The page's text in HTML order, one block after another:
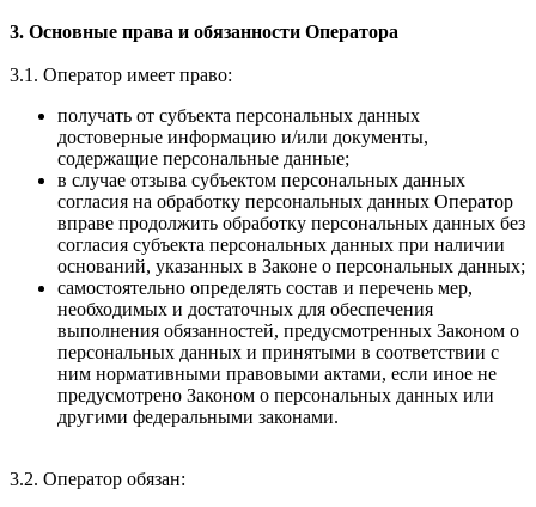
3. Основные права и обязанности Оператора
3.1. Оператор имеет право:
получать от субъекта персональных данных
достоверные информацию и/или документы,
содержащие персональные данные;
в случае отзыва субъектом персональных данных
согласия на обработку персональных данных Оператор
вправе продолжить обработку персональных данных без
согласия субъекта персональных данных при наличии
оснований, указанных в Законе о персональных данных;
самостоятельно определять состав и перечень мер,
необходимых и достаточных для обеспечения
выполнения обязанностей, предусмотренных Законом о
персональных данных и принятыми в соответствии с
ним нормативными правовыми актами, если иное не
предусмотрено Законом о персональных данных или
другими федеральными законами.
3.2. Оператор обязан: